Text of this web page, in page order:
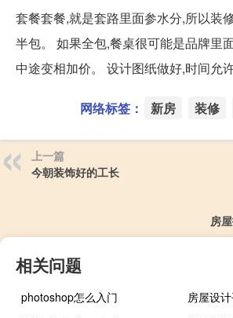
套餐套餐,就是套路里面参水分,所以装
半包。 如果全包,餐桌很可能是品牌里
中途变相加价。 设计图纸做好,时间允许
网络标签： 新房 装修
上一篇
今朝装饰好的工长
房
相关问题
photoshop怎么入门
房屋设